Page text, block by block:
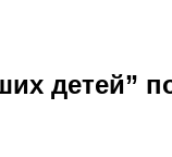
детей”